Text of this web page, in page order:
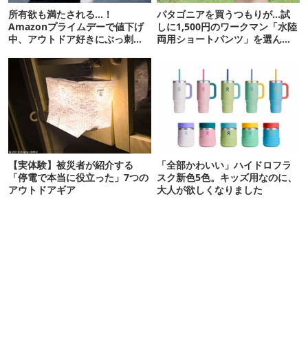
所有欲も満たされる…！
Amazonプライムデーで値下げ
中、アウトドア好きにぶっ刺さ
パタゴニアを買うつもりが…試
しに1,500円のワークマン「水陸
両用ショートパンツ」を選んだ
【実体験】被災者が紹介する
「停電で本当に役立った」7つの
アウトドアギア
「全部かわいい」ハイドロフラ
スク新色5色。キッズ用なのに、
大人が欲しくなりました